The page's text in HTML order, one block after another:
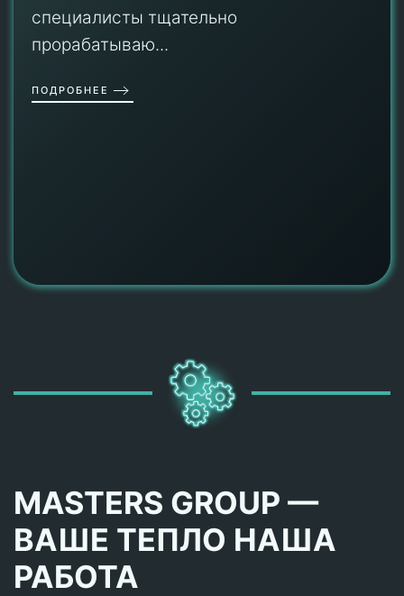
специалисты тщательно
прорабатываю...
ПОДРОБНЕЕ
MASTERS GROUP —
ВАШЕ ТЕПЛО НАША
РАБОТА